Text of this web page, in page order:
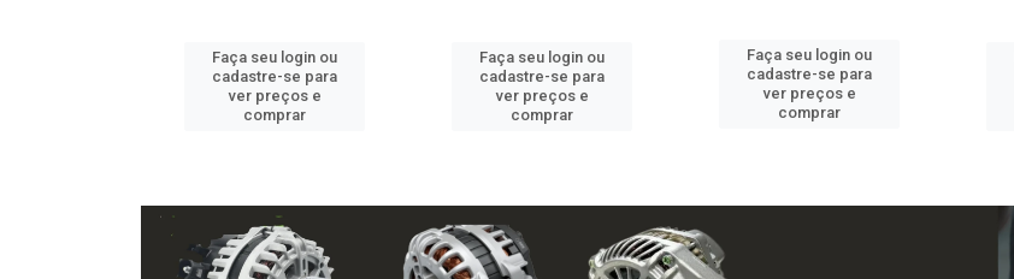
Faça seu login ou
cadastre-se para
ver preços e
comprar
Faça seu login ou
cadastre-se para
ver preços e
comprar
Faça seu login ou
cadastre-se para
ver preços e
comprar